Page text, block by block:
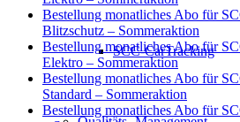
SCC-CarTracking
Bestellung monatliches Abo für
Blitzschutz – Sommeraktion
Bestellung monatliches Abo für
Elektro – Sommeraktion
Bestellung monatliches Abo für
Standard – Sommeraktion
Bestellung monatliches Abo für